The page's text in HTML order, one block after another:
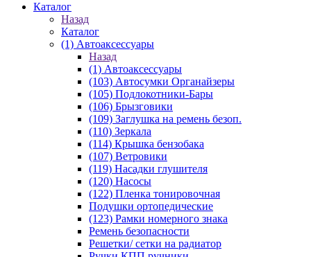
Каталог
Назад
Каталог
(1) Автоаксессуары
Назад
(1) Автоаксессуары
(103) Автосумки Органайзеры
(105) Подлокотники-Бары
(106) Брызговики
(109) Заглушка на ремень безоп.
(110) Зеркала
(114) Крышка бензобака
(107) Ветровики
(119) Насадки глушителя
(120) Насосы
(122) Пленка тонировочная
Подушки ортопедические
(123) Рамки номерного знака
Ремень безопасности
Решетки/ сетки на радиатор